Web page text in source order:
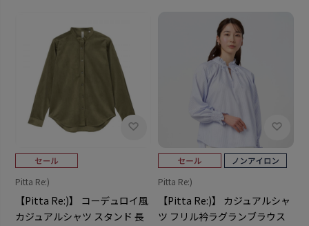
Pitta Re:)
【Pitta Re:)】 コーデュロイ風
カジュアルシャツ スタンド 長
Pitta Re:)
【Pitta Re:)】 カジュアルシャ
ツ フリル衿ラグランブラウス